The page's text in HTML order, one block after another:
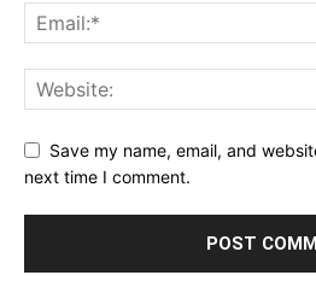
Save my name, email, and
next time I comment.